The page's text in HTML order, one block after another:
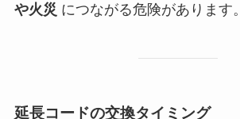
や火災 につながる危険があります。
延長コードの交換タイミング